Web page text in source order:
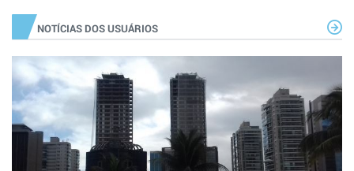
NOTÍCIAS DOS USUÁRIOS